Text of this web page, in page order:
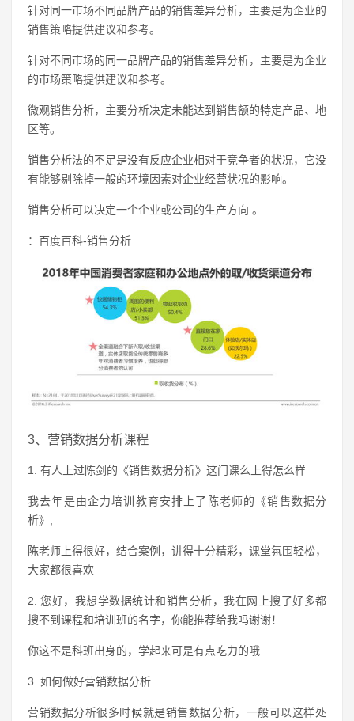
针对同一市场不同品牌产品的销售差异分析，主要是为企业的
销售策略提供建议和参考。
针对不同市场的同一品牌产品的销售差异分析，主要是为企业
的市场策略提供建议和参考。
微观销售分析，主要分析决定未能达到销售额的特定产品、地
区等。
销售分析法的不足是没有反应企业相对于竞争者的状况，它没
有能够剔除掉一般的环境因素对企业经营状况的影响。
销售分析可以决定一个企业或公司的生产方向 。
：百度百科-销售分析
3、营销数据分析课程
1. 有人上过陈剑的《销售数据分析》这门课么上得怎么样
我去年是由企力培训教育安排上了陈老师的《销售数据分
析》,
陈老师上得很好，结合案例，讲得十分精彩，课堂氛围轻松，
大家都很喜欢
2. 您好，我想学数据统计和销售分析，我在网上搜了好多都
搜不到课程和培训班的名字，你能推荐给我吗谢谢！
你这不是科班出身的，学起来可是有点吃力的哦
3. 如何做好营销数据分析
营销数据分析很多时候就是销售数据分析，一般可以这样处